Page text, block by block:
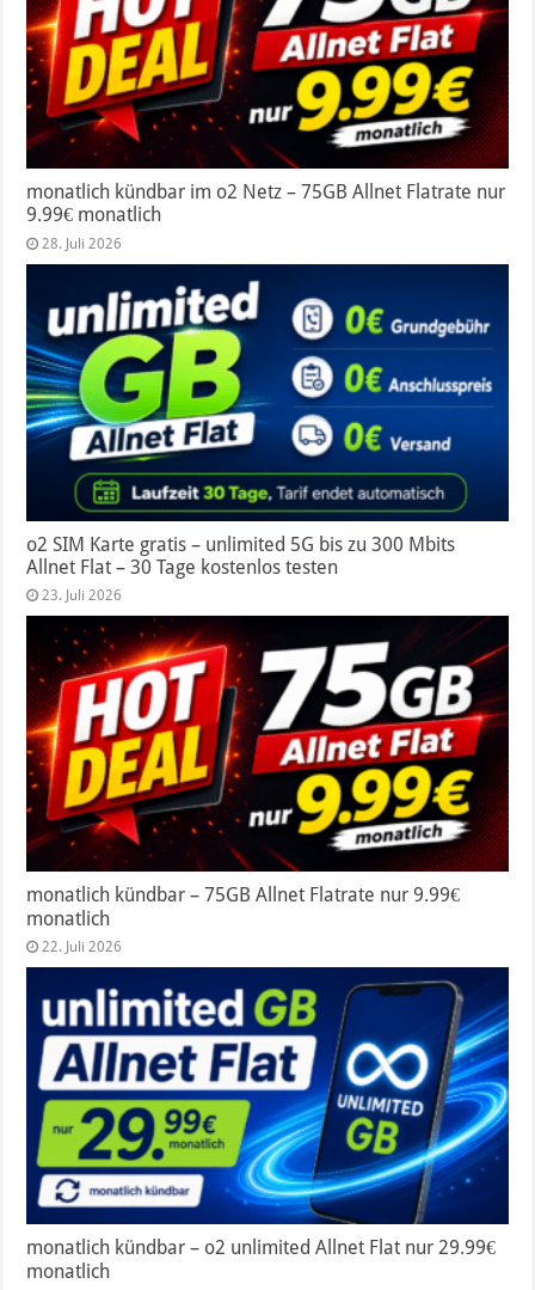
monatlich kündbar im o2 Netz – 75GB Allnet Flatrate nur
9.99€ monatlich
28. Juli 2026
o2 SIM Karte gratis – unlimited 5G bis zu 300 Mbits
Allnet Flat – 30 Tage kostenlos testen
23. Juli 2026
monatlich kündbar – 75GB Allnet Flatrate nur 9.99€
monatlich
22. Juli 2026
monatlich kündbar – o2 unlimited Allnet Flat nur 29.99€
monatlich